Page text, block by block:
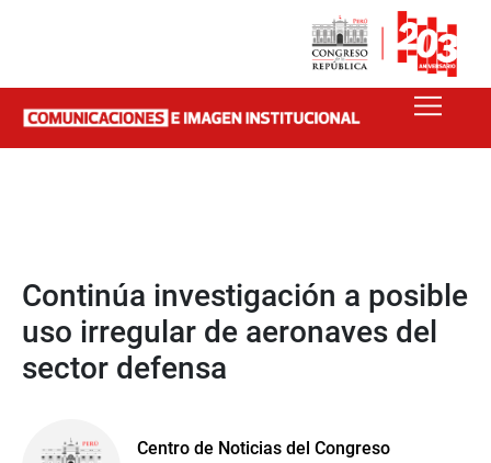
Continúa investigación a posible
uso irregular de aeronaves del
sector defensa
Centro de Noticias del Congreso